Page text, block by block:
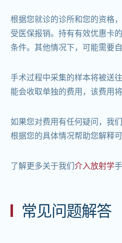
根据您就诊的诊所和您的资格
受医保报销。持有有效优惠卡
条件。其他情况下，可能需要自
手术过程中采集的样本将被送
能会收取单独的费用，该费用
如果您对费用有任何疑问，我
根据您的具体情况帮助您解释可
了解更多关于我们介入放射学
常见问题解答